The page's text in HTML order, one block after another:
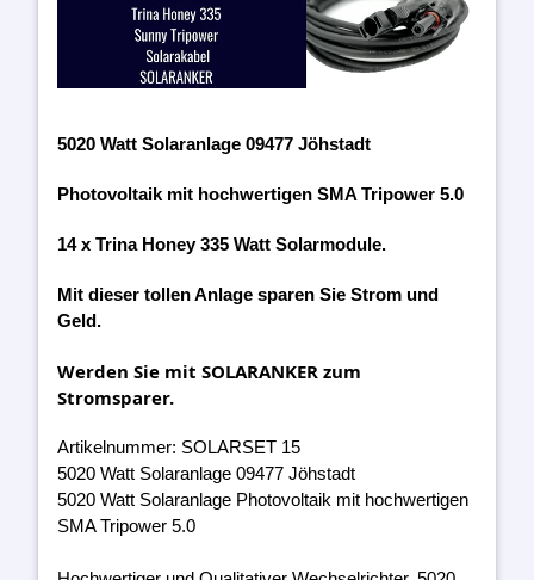
5020 Watt Solaranlage 09477 Jöhstadt
Photovoltaik mit hochwertigen SMA Tripower 5.0
14 x Trina Honey 335 Watt Solarmodule.
Mit dieser tollen Anlage sparen Sie Strom und
Geld.
Werden Sie mit SOLARANKER zum
Stromsparer.
Artikelnummer: SOLARSET 15
5020 Watt Solaranlage 09477 Jöhstadt
5020 Watt Solaranlage Photovoltaik mit hochwertigen
SMA Tripower 5.0